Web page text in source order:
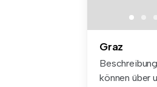
Graz
können über